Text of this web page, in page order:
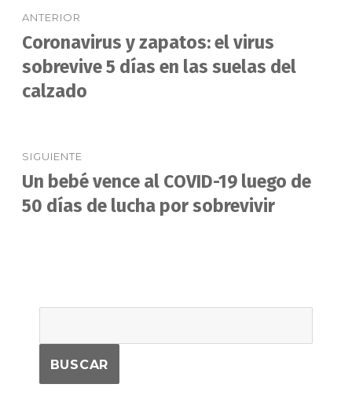
de
entradas
ANTERIOR
Entrada
anterior:
Coronavirus y zapatos: el virus
sobrevive 5 días en las suelas del
calzado
SIGUIENTE
Entrada
siguiente:
Un bebé vence al COVID-19 luego de
50 días de lucha por sobrevivir